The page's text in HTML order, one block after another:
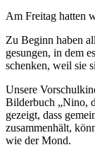
Am Freitag hatten
Zu Beginn haben
gesungen, in dem
schenken, weil sie
Unsere
Bilderbuch „Nino,
gezeigt, dass
zusammenhält,
wie der Mond.